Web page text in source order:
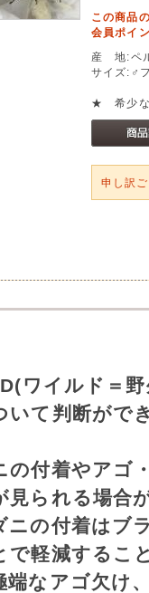
この商品
会員ポイ
産 地:ペ
サイズ:♂
★ 希少
申し訳
ワイルド＝
いて判断がで
の付着やアゴ
見られる場合
の付着はブ
で軽減するこ
なアゴ欠け